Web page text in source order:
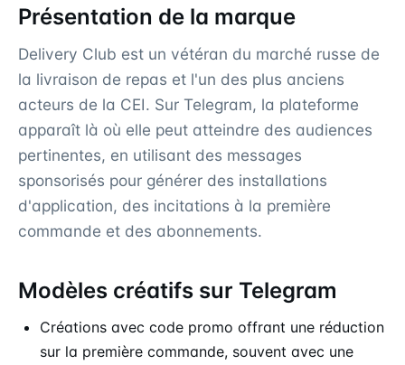
Présentation de la marque
Delivery Club est un vétéran du marché russe de
la livraison de repas et l'un des plus anciens
acteurs de la CEI. Sur Telegram, la plateforme
apparaît là où elle peut atteindre des audiences
pertinentes, en utilisant des messages
sponsorisés pour générer des installations
d'application, des incitations à la première
commande et des abonnements.
Modèles créatifs sur Telegram
Créations avec code promo offrant une réduction
sur la première commande, souvent avec une